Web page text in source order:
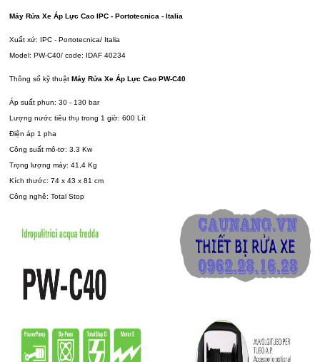
Máy Rửa Xe Áp Lực Cao IPC - Portotecnica - Italia
Xuất xứ: IPC - Portotecnica/ Italia
Model: PW-C40/ code: IDAF 40234
Thông số kỹ thuậtMáy Rửa Xe Áp Lực Cao PW-C40
Áp suất phun: 30 - 130 bar
Lượng nước tiêu thụ trong 1 giờ: 600 Lít
Điện áp 1 pha
Công suất mô-tơ: 3.3 Kw
Trọng lượng máy: 41,4 Kg
Kích thước: 74 x 43 x 81 cm
Công nghê: Total Stop